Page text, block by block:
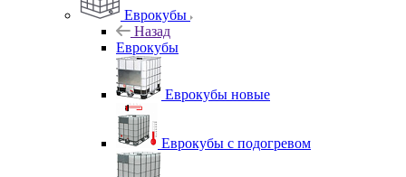
Еврокубы
Назад
Еврокубы
Еврокубы новые
Еврокубы с подогревом